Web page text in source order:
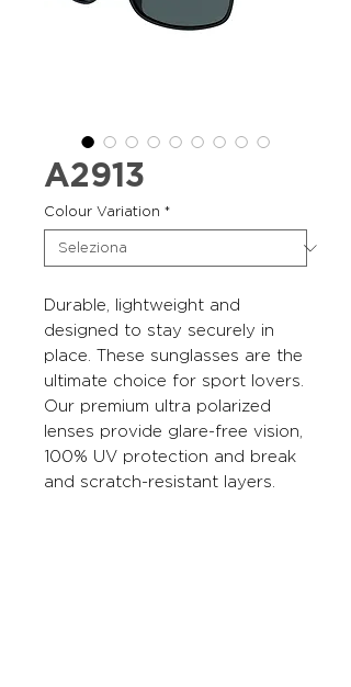
A2913
Colour Variation *
Durable, lightweight and
designed to stay securely in
place. These sunglasses are the
ultimate choice for sport lovers.
Our premium ultra polarized
lenses provide glare-free vision,
100% UV protection and break
and scratch-resistant layers.